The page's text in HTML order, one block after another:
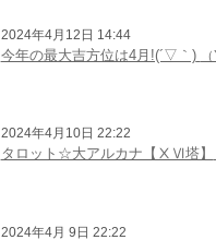
2024年4月12日 14:44
今年の最大吉方位は4月!(´▽｀)
2024年4月10日 22:22
タロット☆大アルカナ【ⅩⅥ塔】
2024年4月 9日 22:22